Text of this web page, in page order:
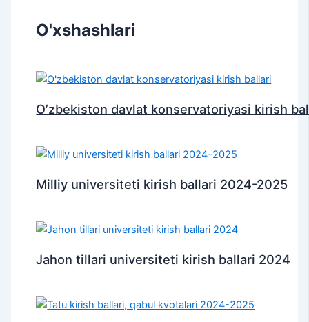
O'xshashlari
O’zbekiston davlat konservatoriyasi kirish
Milliy universiteti kirish ballari 2024-2025
Jahon tillari universiteti kirish ballari 2024